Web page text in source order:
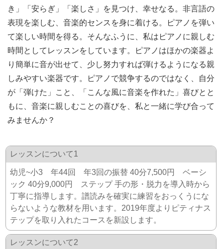
き」「安らぎ」「楽しさ」を見つけ、幸せなる。非言語の
表現を楽しむ、音楽的センスを身に着ける。ピアノを弾い
て楽しい時間を得る。そんなふうに、私はピアノに親しむ
時間としてレッスンをしています。ピアノはほかの楽器よ
り簡単に音が出せて、少し努力すれば弾けるようになる親
しみやすい楽器です。ピアノで競争するのではなく、自分
が「弾けた」こと、「こんな風に音楽を作れた」喜びとと
もに、音楽に親しむことの喜びを、私と一緒に学び合って
みませんか？
レッスンについて1
​幼児~小3 年44回 年3回の振替 40分7,500円 ベーシ
ック 40分9,000円 ステップ 手の形・脱力を導入時から
丁寧に指導します。譜読みを確実に練習をおっくうにな
らないような教材を用います。2019年度よりピティナス
テップを取り入れたコースを新設します。
レッスンについて2